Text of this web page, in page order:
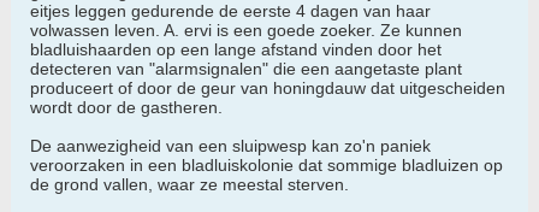
eitjes leggen gedurende de eerste 4 dagen van haar
volwassen leven. A. ervi is een goede zoeker. Ze kunnen
bladluishaarden op een lange afstand vinden door het
detecteren van "alarmsignalen" die een aangetaste plant
produceert of door de geur van honingdauw dat uitgescheiden
wordt door de gastheren.
De aanwezigheid van een sluipwesp kan zo'n paniek
veroorzaken in een bladluiskolonie dat sommige bladluizen op
de grond vallen, waar ze meestal sterven.